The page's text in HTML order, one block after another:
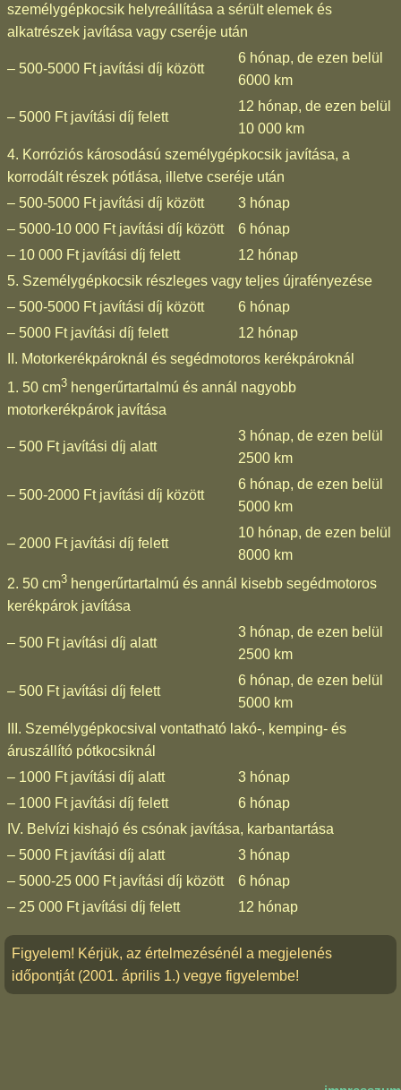
személygépkocsik helyreállítása a sérült elemek és
alkatrészek javítása vagy cseréje után
– 500-5000 Ft javítási díj között
6 hónap, de ezen belül
6000 km
– 5000 Ft javítási díj felett
12 hónap, de ezen belül
10 000 km
4. Korróziós károsodású személygépkocsik javítása, a
korrodált részek pótlása, illetve cseréje után
– 500-5000 Ft javítási díj között
3 hónap
– 5000-10 000 Ft javítási díj között
6 hónap
– 10 000 Ft javítási díj felett
12 hónap
5. Személygépkocsik részleges vagy teljes újrafényezése
– 500-5000 Ft javítási díj között
6 hónap
– 5000 Ft javítási díj felett
12 hónap
II. Motorkerékpároknál és segédmotoros kerékpároknál
1. 50 cm3 hengerűrtartalmú és annál nagyobb
motorkerékpárok javítása
– 500 Ft javítási díj alatt
3 hónap, de ezen belül
2500 km
– 500-2000 Ft javítási díj között
6 hónap, de ezen belül
5000 km
– 2000 Ft javítási díj felett
10 hónap, de ezen belül
8000 km
2. 50 cm3 hengerűrtartalmú és annál kisebb segédmotoros
kerékpárok javítása
– 500 Ft javítási díj alatt
3 hónap, de ezen belül
2500 km
– 500 Ft javítási díj felett
6 hónap, de ezen belül
5000 km
III. Személygépkocsival vontatható lakó-, kemping- és
áruszállító pótkocsiknál
– 1000 Ft javítási díj alatt
3 hónap
– 1000 Ft javítási díj felett
6 hónap
IV. Belvízi kishajó és csónak javítása, karbantartása
– 5000 Ft javítási díj alatt
3 hónap
– 5000-25 000 Ft javítási díj között
6 hónap
– 25 000 Ft javítási díj felett
12 hónap
Figyelem! Kérjük, az értelmezésénél a megjelenés
időpontját (2001. április 1.) vegye figyelembe!